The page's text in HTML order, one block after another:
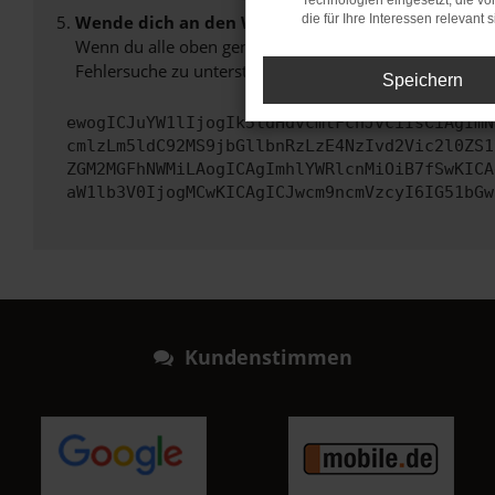
Wende dich an den Webseitenbetreiber.
Wenn du alle oben genannten Schritte versucht hast,
Fehlersuche zu unterstützen:
Kundenstimmen
die für Ihre Interessen relevant
Speichern